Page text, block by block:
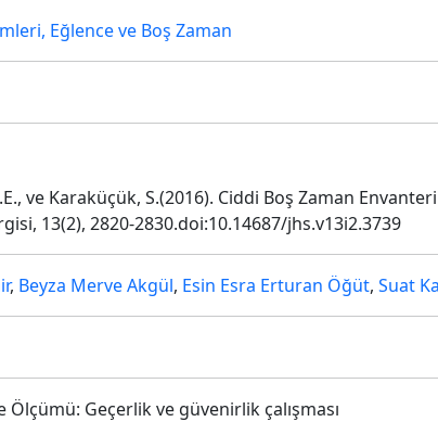
Eğlence ve Boş Zaman
ve Karaküçük, S.(2016). Ciddi Boş Zaman
13(2), 2820-2830.doi:10.14687/jhs.v13i2.3739
, Beyza Merve Akgül, Esin Esra Erturan Öğüt, Suat
Geçerlik ve güvenirlik çalışması